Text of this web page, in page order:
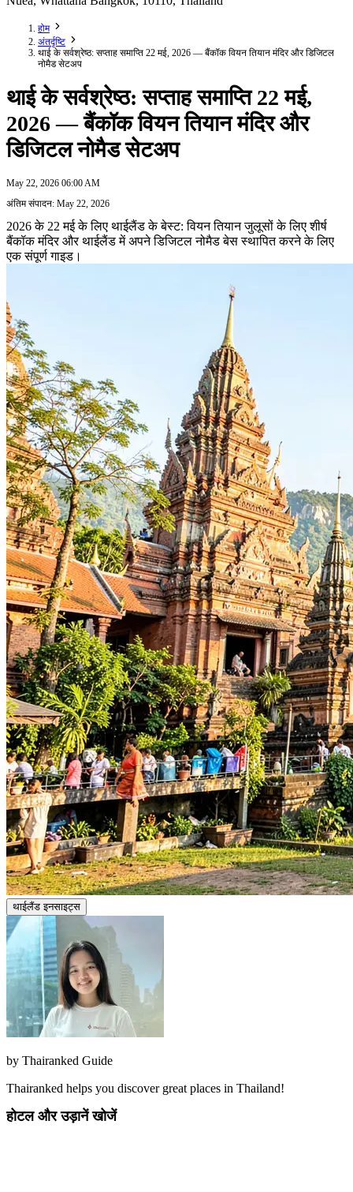
होम
अंतर्दृष्टि
थाई के सर्वश्रेष्ठ: सप्ताह समाप्ति 22 मई, 2026 — बैंकॉक वियन तियान मंदिर और डिजिटल
नोमैड सेटअप
थाई के सर्वश्रेष्ठ: सप्ताह समाप्ति 22 मई,
2026 — बैंकॉक वियन तियान मंदिर और
डिजिटल नोमैड सेटअप
May 22, 2026 06:00 AM
अंतिम संपादन: May 22, 2026
2026 के 22 मई के लिए थाईलैंड के बेस्ट: वियन तियान जुलूसों के लिए शीर्ष
बैंकॉक मंदिर और थाईलैंड में अपने डिजिटल नोमैड बेस स्थापित करने के लिए
एक संपूर्ण गाइड।
थाईलैंड इनसाइट्स
by Thairanked Guide
Thairanked helps you discover great places in Thailand!
होटल और उड़ानें खोजें